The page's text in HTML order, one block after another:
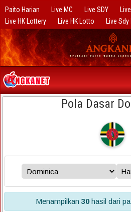
Paito Harian Live MC Live SDY
Live HK Lottery
Live HK Lotto Live
Pola Dasar
Menampilkan 30hasil dari